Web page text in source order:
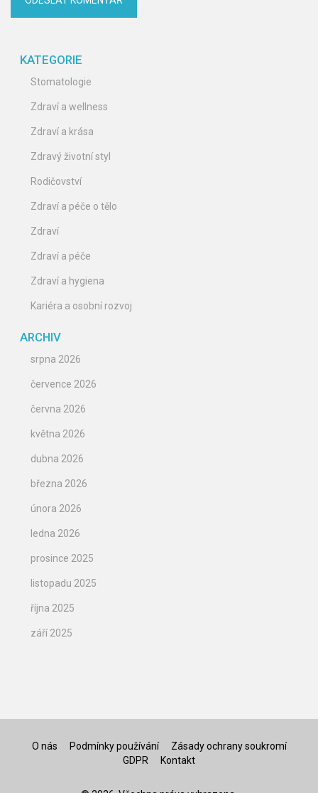
KATEGORIE
Stomatologie
Zdraví a wellness
Zdraví a krása
Zdravý životní styl
Rodičovství
Zdraví a péče o tělo
Zdraví
Zdraví a péče
Zdraví a hygiena
Kariéra a osobní rozvoj
ARCHIV
srpna 2026
července 2026
června 2026
května 2026
dubna 2026
března 2026
února 2026
ledna 2026
prosince 2025
listopadu 2025
října 2025
září 2025
O nás Podmínky používání
Zásady ochrany soukromí
GDPR
Kontakt